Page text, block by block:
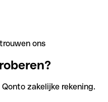
ons
zakelijke rekening.